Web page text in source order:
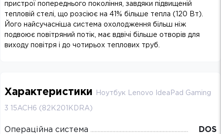
пристрої попереднього покоління, завдяки підвищеній
тепловій стелі, що розсіює на 41% більше тепла (120 Вт).
Його найсучасніша система охолодження більш ніж
подвоює повітряний потік, має вдвічі більше отворів для
виходу повітря і до чотирьох теплових труб.
Характеристики Ноутбук Lenovo IdeaPad Gaming
3 15ACH6 (82K201KDRA)
Операційна система DOS